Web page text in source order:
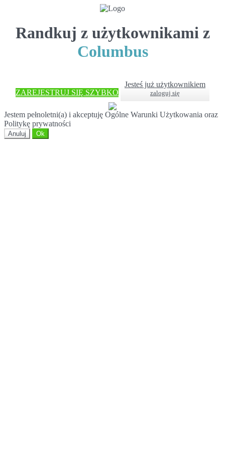
Randkuj z użytkownikami z
Columbus
ZAREJESTRUJ SIĘ SZYBKO
Jesteś już użytkownikiem
zaloguj się
Jestem pełnoletni(a) i akceptuję Ogólne Warunki Użytkowania oraz
Politykę prywatności
Anuluj Ok